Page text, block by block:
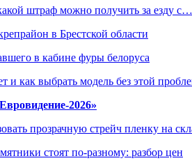
штраф можно получить за езду с…
в Брестской области
в кабине фуры белоруса
и как выбрать модель без этой
2026»
прозрачную стрейч пленку на
стоят по-разному: разбор цен